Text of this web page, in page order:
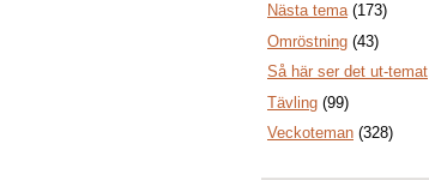
Nästa tema (173)
Omröstning (43)
Så här ser det ut-temat
Tävling (99)
Veckoteman (328)